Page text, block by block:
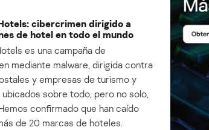
cibercrimen dirigido a
de hotel en todo el mundo
es una campaña de
mediante malware, dirigida contra
y empresas de turismo y
sobre todo, pero no solo,
confirmado que han caído
de 20 marcas de hoteles.